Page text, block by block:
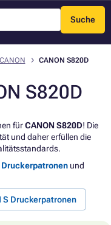
Suche
Menü
CANON CANON S820D
S820D
fürCANON S820D! Die
und daher erfüllen die
und
S Druckerpatronen